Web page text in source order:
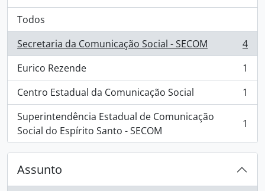
Todos
Secretaria da Comunicação Social - SECOM
, 4 resultados
4
Eurico Rezende
, 1 resultados
1
Centro Estadual da Comunicação Social
, 1 resultados
1
Superintendência Estadual de Comunicação
Social do Espírito Santo - SECOM
, 1 resultados 1
Assunto